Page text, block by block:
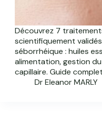
Découvrez 7
scientifiquement
séborrhéique : huiles
alimentation, gestion
capillaire. Guide
Dr Eleanor MARLY